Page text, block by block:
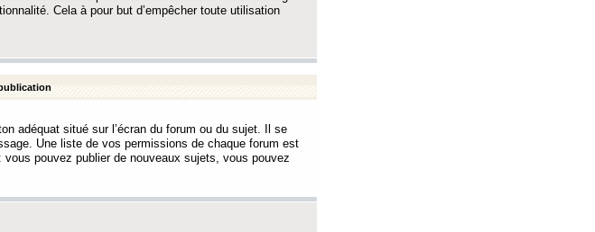
Cela à pour but d’empêcher toute utilisation
adéquat situé sur l’écran du forum ou du sujet. Il se
Une liste de vos permissions de chaque forum est
pouvez publier de nouveaux sujets, vous pouvez